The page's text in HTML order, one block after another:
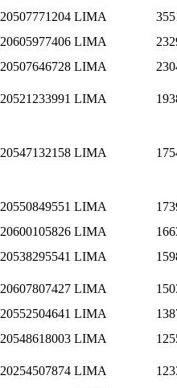
20507771204 LIMA
20605977406 LIMA
20507646728 LIMA
20521233991 LIMA
20547132158 LIMA
20550849551 LIMA
20600105826 LIMA
20538295541 LIMA
20607807427 LIMA
20552504641 LIMA
20548618003 LIMA
20254507874 LIMA